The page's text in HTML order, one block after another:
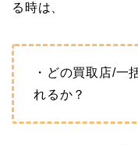
る時は、
・どの買取店/一
れるか？